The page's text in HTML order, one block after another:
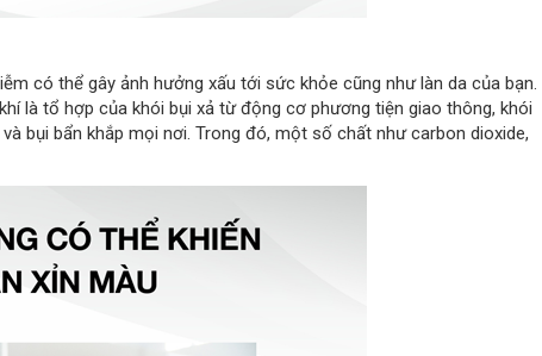
có thể gây ảnh hưởng xấu tới sức khỏe cũng như làn da của bạn.
là tổ hợp của khói bụi xả từ động cơ phương tiện giao thông, khói
bụi bẩn khắp mọi nơi. Trong đó, một số chất như carbon dioxide,